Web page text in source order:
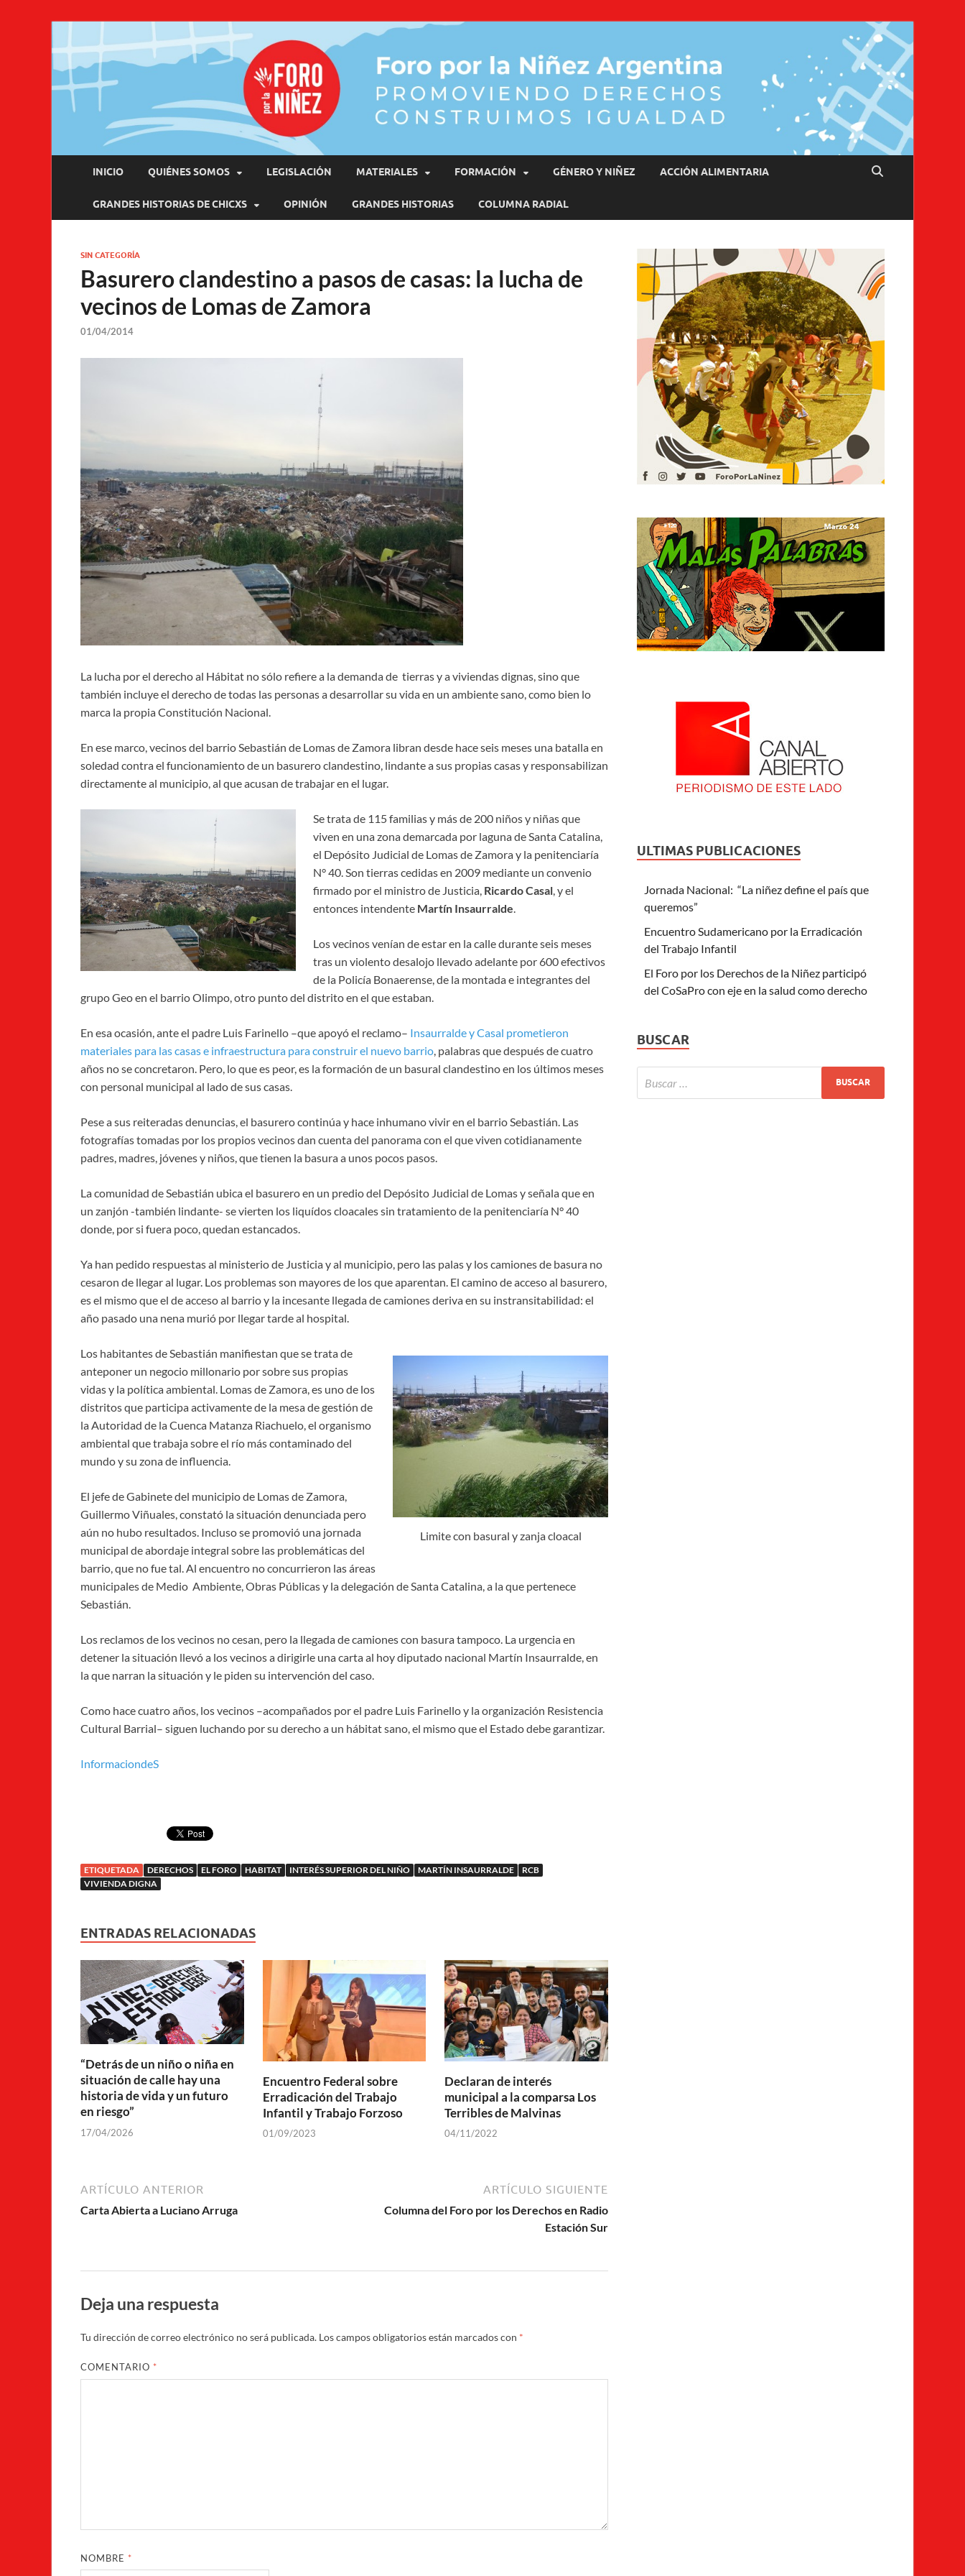
Promoviendo Derechos, Construimos Igualdad
INICIO QUIÉNES SOMOS LEGISLACIÓN MATERIALES FORMACIÓN GÉNERO Y NIÑEZ ACCIÓN ALIMENTARIA
GRANDES HISTORIAS DE CHICXS OPINIÓN GRANDES HISTORIAS COLUMNA RADIAL
SIN CATEGORÍA
Basurero clandestino a pasos de casas: la lucha de
vecinos de Lomas de Zamora
01/04/2014
La lucha por el derecho al Hábitat no sólo refiere a la demanda de tierras y a viviendas dignas, sino que
también incluye el derecho de todas las personas a desarrollar su vida en un ambiente sano, como bien lo
marca la propia Constitución Nacional.
En ese marco, vecinos del barrio Sebastián de Lomas de Zamora libran desde hace seis meses una batalla en
soledad contra el funcionamiento de un basurero clandestino, lindante a sus propias casas y responsabilizan
directamente al municipio, al que acusan de trabajar en el lugar.
Se trata de 115 familias y más de 200 niños y niñas que
viven en una zona demarcada por laguna de Santa Catalina,
el Depósito Judicial de Lomas de Zamora y la penitenciaría
N° 40. Son tierras cedidas en 2009 mediante un convenio
firmado por el ministro de Justicia, Ricardo Casal, y el
entonces intendente Martín Insaurralde.
Los vecinos venían de estar en la calle durante seis meses
tras un violento desalojo llevado adelante por 600 efectivos
de la Policía Bonaerense, de la montada e integrantes del
grupo Geo en el barrio Olimpo, otro punto del distrito en el que estaban.
En esa ocasión, ante el padre Luis Farinello –que apoyó el reclamo– Insaurralde y Casal prometieron
materiales para las casas e infraestructura para construir el nuevo barrio, palabras que después de cuatro
años no se concretaron. Pero, lo que es peor, es la formación de un basural clandestino en los últimos meses
con personal municipal al lado de sus casas.
Pese a sus reiteradas denuncias, el basurero continúa y hace inhumano vivir en el barrio Sebastián. Las
fotografías tomadas por los propios vecinos dan cuenta del panorama con el que viven cotidianamente
padres, madres, jóvenes y niños, que tienen la basura a unos pocos pasos.
La comunidad de Sebastián ubica el basurero en un predio del Depósito Judicial de Lomas y señala que en
un zanjón -también lindante- se vierten los liquídos cloacales sin tratamiento de la penitenciaría N° 40
donde, por si fuera poco, quedan estancados.
Ya han pedido respuestas al ministerio de Justicia y al municipio, pero las palas y los camiones de basura no
cesaron de llegar al lugar. Los problemas son mayores de los que aparentan. El camino de acceso al basurero,
es el mismo que el de acceso al barrio y la incesante llegada de camiones deriva en su instransitabilidad: el
año pasado una nena murió por llegar tarde al hospital.
Limite con basural y zanja cloacal
Los habitantes de Sebastián manifiestan que se trata de
anteponer un negocio millonario por sobre sus propias
vidas y la política ambiental. Lomas de Zamora, es uno de los
distritos que participa activamente de la mesa de gestión de
la Autoridad de la Cuenca Matanza Riachuelo, el organismo
ambiental que trabaja sobre el río más contaminado del
mundo y su zona de influencia.
El jefe de Gabinete del municipio de Lomas de Zamora,
Guillermo Viñuales, constató la situación denunciada pero
aún no hubo resultados. Incluso se promovió una jornada
municipal de abordaje integral sobre las problemáticas del
barrio, que no fue tal. Al encuentro no concurrieron las áreas
municipales de Medio Ambiente, Obras Públicas y la delegación de Santa Catalina, a la que pertenece
Sebastián.
Los reclamos de los vecinos no cesan, pero la llegada de camiones con basura tampoco. La urgencia en
detener la situación llevó a los vecinos a dirigirle una carta al hoy diputado nacional Martín Insaurralde, en
la que narran la situación y le piden su intervención del caso.
Como hace cuatro años, los vecinos –acompañados por el padre Luis Farinello y la organización Resistencia
Cultural Barrial– siguen luchando por su derecho a un hábitat sano, el mismo que el Estado debe garantizar.
InformaciondeS
ETIQUETADA DERECHOS EL FORO HABITAT INTERÉS SUPERIOR DEL NIÑO MARTÍN INSAURRALDE
RCB
VIVIENDA DIGNA
ENTRADAS RELACIONADAS
“Detrás de un niño o niña en
situación de calle hay una
historia de vida y un futuro
en riesgo”
17/04/2026
Encuentro Federal sobre
Erradicación del Trabajo
Infantil y Trabajo Forzoso
01/09/2023
Declaran de interés
municipal a la comparsa Los
Terribles de Malvinas
04/11/2022
ARTÍCULO ANTERIOR
Carta Abierta a Luciano Arruga
ARTÍCULO SIGUIENTE
Columna del Foro por los Derechos en Radio
Estación Sur
Deja una respuesta
Tu dirección de correo electrónico no será publicada. Los campos obligatorios están marcados con *
COMENTARIO *
NOMBRE *
ULTIMAS PUBLICACIONES
Jornada Nacional: “La niñez define el país que
queremos”
Encuentro Sudamericano por la Erradicación
del Trabajo Infantil
El Foro por los Derechos de la Niñez participó
del CoSaPro con eje en la salud como derecho
BUSCAR